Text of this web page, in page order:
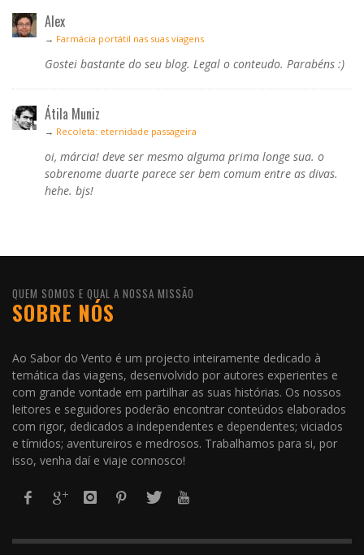
Alex
→ Farmácia portátil nas suas viagens
Gostei bastante do seu blog. Legal o conteudo. Parabéns :)
Átila Muniz
→ Recoleta: eternidade passageira
oi, márcia! deve ser mesmo alguma prima longe sua. o
sobrenome duarte parece ser bem comum entre as divas.
hehe. bjs!
QUEM SOMOS E QUAL A NOSSA MISSÃO
SOBRE NÓS
Ao Sabor do Vento é um projecto inteiramente dedicado à
temática das viagens, desenvolvido por autores experientes e
com grande vontade em partilhar as suas histórias. Os nossos
leitores e seguidores poderão encontrar conteúdos elaborados
com rigor, dedicados a independentes e dependentes; viciados
e tímidos; aventureiros e medrosos. Trabalhamos para si, por
isso, venha daí e viaje connosco!